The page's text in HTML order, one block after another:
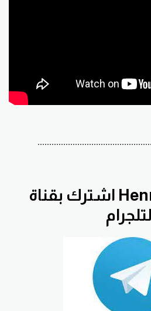
اشترك بقناة HennawiFx على